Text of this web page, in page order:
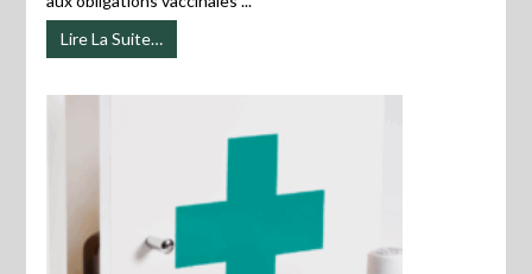
Lire La Suite…